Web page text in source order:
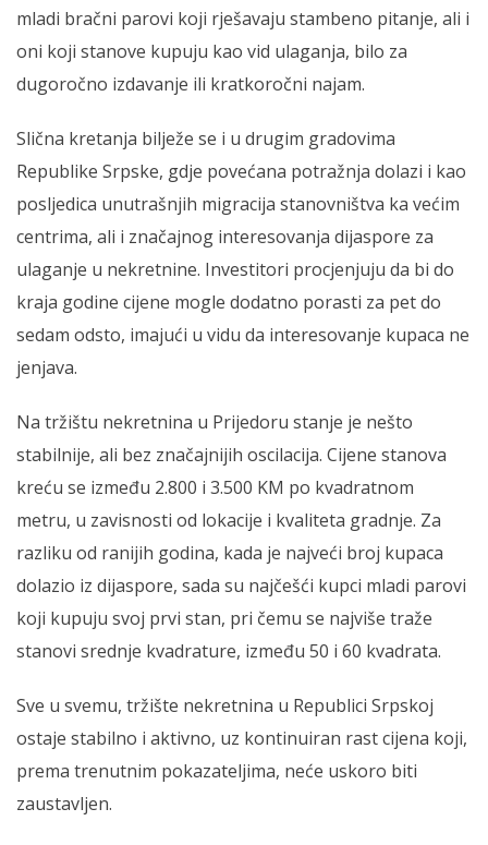
mladi bračni parovi koji rješavaju stambeno pitanje, ali i
oni koji stanove kupuju kao vid ulaganja, bilo za
dugoročno izdavanje ili kratkoročni najam.
Slična kretanja bilježe se i u drugim gradovima
Republike Srpske, gdje povećana potražnja dolazi i kao
posljedica unutrašnjih migracija stanovništva ka većim
centrima, ali i značajnog interesovanja dijaspore za
ulaganje u nekretnine. Investitori procjenjuju da bi do
kraja godine cijene mogle dodatno porasti za pet do
sedam odsto, imajući u vidu da interesovanje kupaca ne
jenjava.
Na tržištu nekretnina u Prijedoru stanje je nešto
stabilnije, ali bez značajnijih oscilacija. Cijene stanova
kreću se između 2.800 i 3.500 KM po kvadratnom
metru, u zavisnosti od lokacije i kvaliteta gradnje. Za
razliku od ranijih godina, kada je najveći broj kupaca
dolazio iz dijaspore, sada su najčešći kupci mladi parovi
koji kupuju svoj prvi stan, pri čemu se najviše traže
stanovi srednje kvadrature, između 50 i 60 kvadrata.
Sve u svemu, tržište nekretnina u Republici Srpskoj
ostaje stabilno i aktivno, uz kontinuiran rast cijena koji,
prema trenutnim pokazateljima, neće uskoro biti
zaustavljen.